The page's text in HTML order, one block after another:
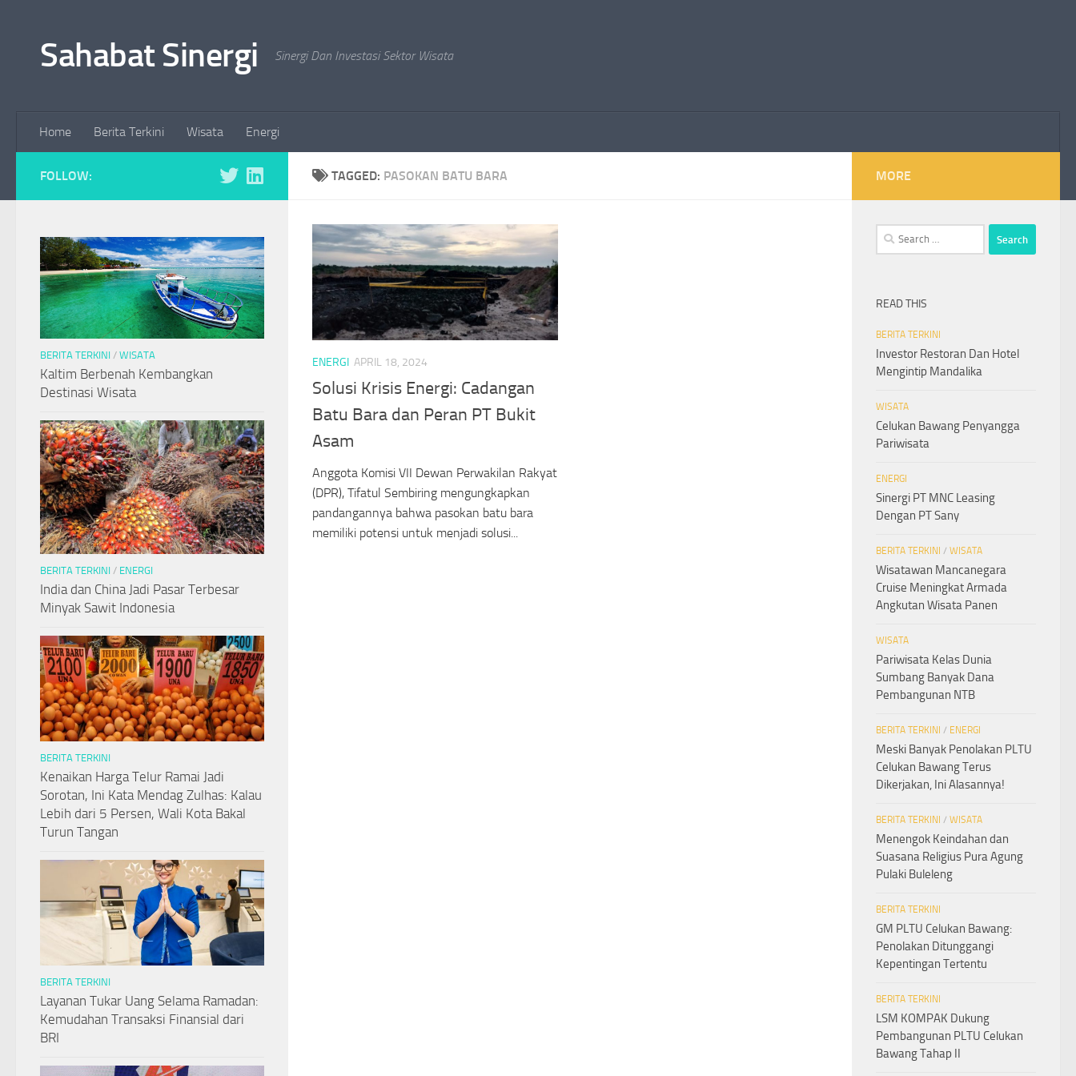
Sahabat Sinergi Sinergi Dan Investasi Sektor Wisata
Home Berita Terkini Wisata Energi
TAGGED: PASOKAN BATU BARA
ENERGI APRIL 18, 2024
Solusi Krisis Energi: Cadangan
Batu Bara dan Peran PT Bukit
Asam
Anggota Komisi VII Dewan Perwakilan Rakyat
(DPR), Tifatul Sembiring mengungkapkan
pandangannya bahwa pasokan batu bara
memiliki potensi untuk menjadi solusi...
FOLLOW:
BERITA TERKINI / WISATA
Kaltim Berbenah Kembangkan
Destinasi Wisata
BERITA TERKINI / ENERGI
India dan China Jadi Pasar Terbesar
Minyak Sawit Indonesia
BERITA TERKINI
Kenaikan Harga Telur Ramai Jadi
Sorotan, Ini Kata Mendag Zulhas: Kalau
Lebih dari 5 Persen, Wali Kota Bakal
Turun Tangan
BERITA TERKINI
Layanan Tukar Uang Selama Ramadan:
Kemudahan Transaksi Finansial dari
BRI
MORE
Search
for:
READ THIS
BERITA TERKINI
Investor Restoran Dan Hotel
Mengintip Mandalika
WISATA
Celukan Bawang Penyangga
Pariwisata
ENERGI
Sinergi PT MNC Leasing
Dengan PT Sany
BERITA TERKINI / WISATA
Wisatawan Mancanegara
Cruise Meningkat Armada
Angkutan Wisata Panen
WISATA
Pariwisata Kelas Dunia
Sumbang Banyak Dana
Pembangunan NTB
BERITA TERKINI / ENERGI
Meski Banyak Penolakan PLTU
Celukan Bawang Terus
Dikerjakan, Ini Alasannya!
BERITA TERKINI / WISATA
Menengok Keindahan dan
Suasana Religius Pura Agung
Pulaki Buleleng
BERITA TERKINI
GM PLTU Celukan Bawang:
Penolakan Ditunggangi
Kepentingan Tertentu
BERITA TERKINI
LSM KOMPAK Dukung
Pembangunan PLTU Celukan
Bawang Tahap II